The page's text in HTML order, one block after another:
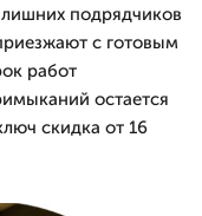
подрядчиков
с готовым
работ
остается
скидка от 16